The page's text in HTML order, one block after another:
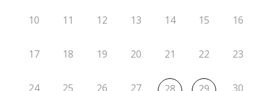
2
10 11 12 13 14 15 16
17 18 19 20 21 22 23
24 25 26 27 30